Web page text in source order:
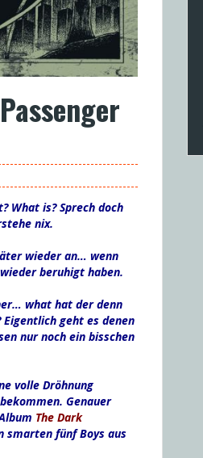
What is? Sprech doch
nix.
wieder an… wenn
beruhigt haben.
what hat der denn
Eigentlich geht es denen
nur noch ein bisschen
volle Dröhnung
Genauer
The Dark
smarten fünf Boys aus